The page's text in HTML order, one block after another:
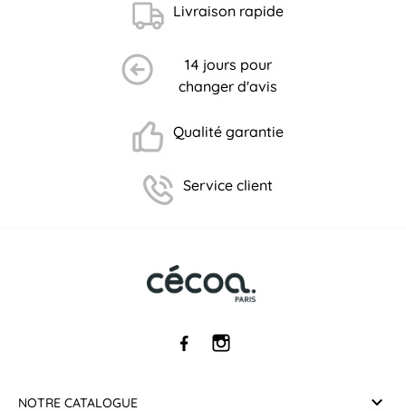
Livraison rapide
14 jours pour
changer d'avis
Qualité garantie
Service client
NOTRE CATALOGUE